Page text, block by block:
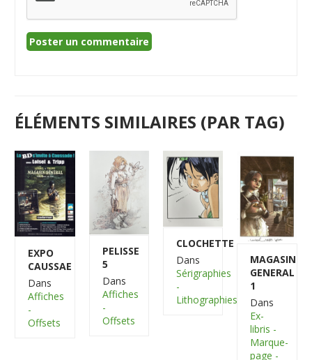
ÉLÉMENTS SIMILAIRES (PAR TAG)
EXPO
CAUSSAE
Dans
Affiches
-
Offsets
PELISSE
5
Dans
Affiches
-
Offsets
CLOCHETTE
Dans
Sérigraphies
-
Lithographies
MAGASIN
GENERAL
1
Dans
Ex-
libris -
Marque-
page -